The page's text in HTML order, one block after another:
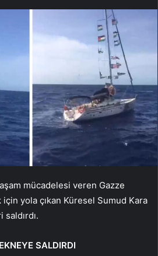
mücadelesi veren Gazze
için yola çıkan Küresel Sumud Kara
SALDIRDI